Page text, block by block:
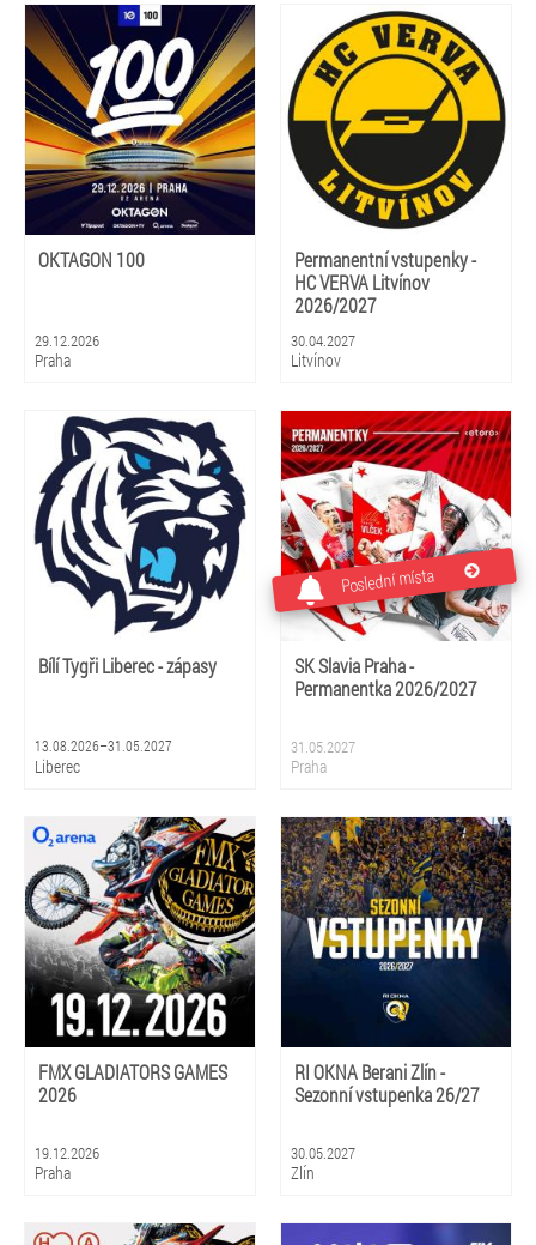
OKTAGON 100
29.12.2026
Praha
Permanentní vstupenky -
HC VERVA Litvínov
2026/2027
30.04.2027
Litvínov
Bílí Tygři Liberec - zápasy
13.08.2026–31.05.2027
Liberec
Poslední místa
SK Slavia Praha -
Permanentka 2026/2027
31.05.2027
Praha
FMX GLADIATORS GAMES
2026
19.12.2026
Praha
RI OKNA Berani Zlín -
Sezonní vstupenka 26/27
30.05.2027
Zlín